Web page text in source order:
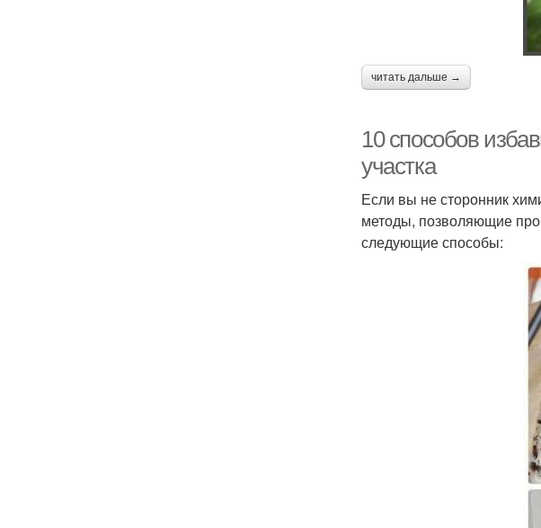
читать дальше →
10 способов
участка
Если вы не сторонник
методы, позволяющие
следующие способы: